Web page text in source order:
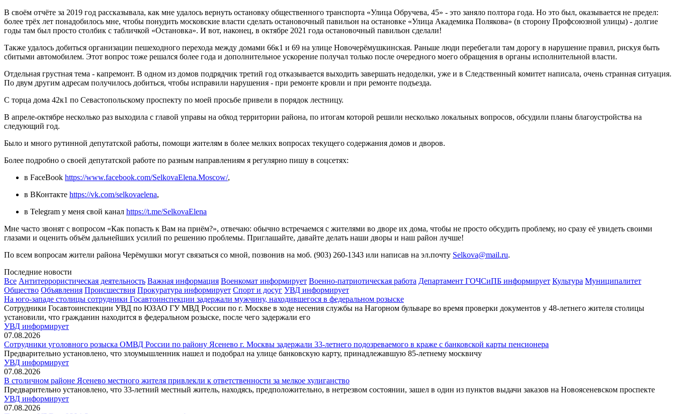
В своём отчёте за 2019 год рассказывала, как мне удалось вернуть остановку общественного транспорта «Улица Обручева, 45» - это заняло полтора года. Но это был, оказывается не предел:
более трёх лет понадобилось мне, чтобы понудить московские власти сделать остановочный павильон на остановке «Улица Академика Полякова» (в сторону Профсоюзной улицы) - долгие
годы там был просто столбик с табличкой «Остановка». И вот, наконец, в октябре 2021 года остановочный павильон сделали!
Также удалось добиться организации пешеходного перехода между домами 66к1 и 69 на улице Новочерёмушкинская. Раньше люди перебегали там дорогу в нарушение правил, рискуя быть
сбитыми автомобилем. Этот вопрос тоже решался более года и дополнительное ускорение получал только после очередного моего обращения в органы исполнительной власти.
Отдельная грустная тема - капремонт. В одном из домов подрядчик третий год отказывается выходить завершать недоделки, уже и в Следственный комитет написала, очень странная ситуация.
По двум другим адресам получилось добиться, чтобы исправили нарушения - при ремонте кровли и при ремонте подъезда.
С торца дома 42к1 по Севастопольскому проспекту по моей просьбе привели в порядок лестницу.
В апреле-октябре несколько раз выходила с главой управы на обход территории района, по итогам которой решили несколько локальных вопросов, обсудили планы благоустройства на
следующий год.
Было и много рутинной депутатской работы, помощи жителям в более мелких вопросах текущего содержания домов и дворов.
Более подробно о своей депутатской работе по разным направлениям я регулярно пишу в соцсетях:
в FaceBook https://www.facebook.com/SelkovaElena.Moscow/,
в ВКонтакте https://vk.com/selkovaelena,
в Telegram у меня свой канал https://t.me/SelkovaElena
Мне часто звонят с вопросом «Как попасть к Вам на приём?», отвечаю: обычно встречаемся с жителями во дворе их дома, чтобы не просто обсудить проблему, но сразу её увидеть своими
глазами и оценить объём дальнейших усилий по решению проблемы. Приглашайте, давайте делать наши дворы и наш район лучше!
По всем вопросам жители района Черёмушки могут связаться со мной, позвонив на моб. (903) 260-1343 или написав на эл.почту Selkova@mail.ru.
Последние новости
Все Антитеррористическая деятельность Важная информация Военкомат информирует Военно-патриотическая работа Департамент ГОЧСиПБ информирует Культура Муниципалитет
Общество Объявления Происшествия Прокуратура информирует Спорт и досуг УВД информирует
На юго-западе столицы сотрудники Госавтоинспекции задержали мужчину, находившегося в федеральном розыске
Сотрудники Госавтоинспекции УВД по ЮЗАО ГУ МВД России по г. Москве в ходе несения службы на Нагорном бульваре во время проверки документов у 48-летнего жителя столицы
установили, что гражданин находится в федеральном розыске, после чего задержали его
УВД информирует
07.08.2026
Сотрудники уголовного розыска ОМВД России по району Ясенево г. Москвы задержали 33-летнего подозреваемого в краже с банковской карты пенсионера
Предварительно установлено, что злоумышленник нашел и подобрал на улице банковскую карту, принадлежавшую 85-летнему москвичу
УВД информирует
07.08.2026
В столичном районе Ясенево местного жителя привлекли к ответственности за мелкое хулиганство
Предварительно установлено, что 33-летний местный житель, находясь, предположительно, в нетрезвом состоянии, зашел в один из пунктов выдачи заказов на Новоясеневском проспекте
УВД информирует
07.08.2026